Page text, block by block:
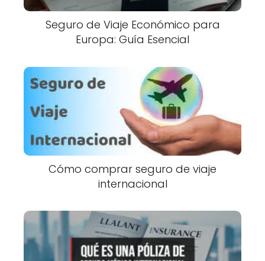
Seguro de Viaje Económico para
Europa: Guía Esencial
Cómo comprar seguro de viaje
internacional